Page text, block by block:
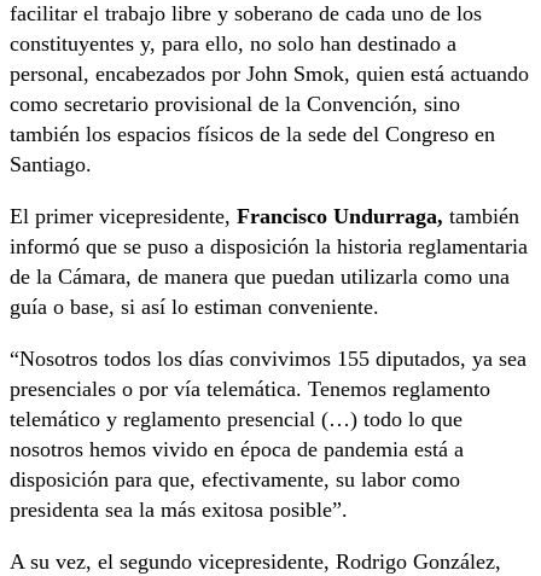
facilitar el trabajo libre y soberano de cada uno de los
constituyentes y, para ello, no solo han destinado a
personal, encabezados por John Smok, quien está actuando
como secretario provisional de la Convención, sino
también los espacios físicos de la sede del Congreso en
Santiago.
El primer vicepresidente, Francisco Undurraga, también
informó que se puso a disposición la historia reglamentaria
de la Cámara, de manera que puedan utilizarla como una
guía o base, si así lo estiman conveniente.
“Nosotros todos los días convivimos 155 diputados, ya sea
presenciales o por vía telemática. Tenemos reglamento
telemático y reglamento presencial (…) todo lo que
nosotros hemos vivido en época de pandemia está a
disposición para que, efectivamente, su labor como
presidenta sea la más exitosa posible”.
A su vez, el segundo vicepresidente, Rodrigo González,